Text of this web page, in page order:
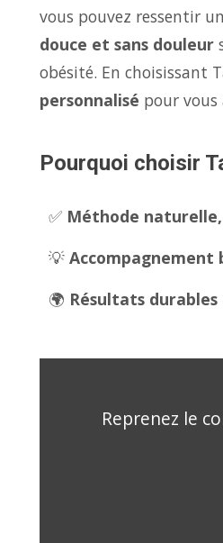
vous pouvez ressentir
douce et sans douleur
obésité. En choisissant
personnalisé pour
Pourquoi choisir
✅ Méthode
💡 Accompagnement
🌍 Résultats durables
Reprenez le